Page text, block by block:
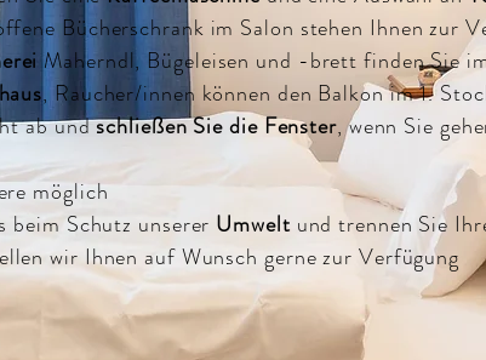
Bücherschrank im Salon stehen Ihnen zur
Maherndl, Bügeleisen und -brett finden Sie
, Raucher/innen können den Balkon im 1.
ab undschließen Sie die Fenster, wenn Sie
möglich
Schutz unserer Umwelt und trennen Sie
wir Ihnen auf Wunsch gerne zur Verfügung